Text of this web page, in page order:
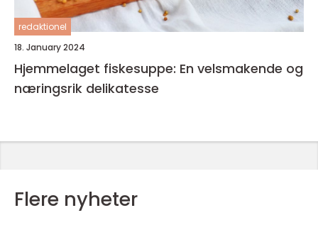
redaktionel
18. January 2024
Hjemmelaget fiskesuppe: En velsmakende og
næringsrik delikatesse
Flere nyheter